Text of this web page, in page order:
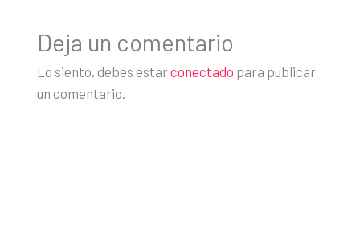
Deja un comentario
Lo siento, debes estarconectado para publicar
un comentario.